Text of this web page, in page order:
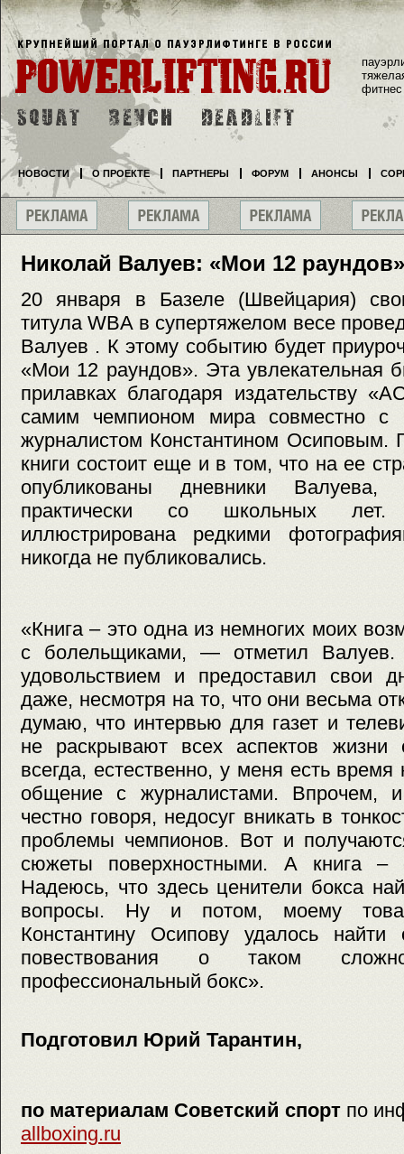
Николай Валуев: «Мои 12 раундов»
20 января в Базеле (Швейцария)
титула WBA в супертяжелом весе
Валуев . К этому событию будет
«Мои 12 раундов». Эта увлекательная
прилавках благодаря издательству
самим чемпионом мира совместно с
журналистом Константином Осиповым.
книги состоит еще и в том, что на ее
опубликованы дневники
практически со школьных
иллюстрирована редкими
никогда не публиковались.
«Книга – это одна из немногих моих
с болельщиками, — отметил
удовольствием и предоставил свои
даже, несмотря на то, что они весьма
думаю, что интервью для газет и
не раскрывают всех аспектов
всегда, естественно, у меня есть время
общение с журналистами. Впрочем,
честно говоря, недосуг вникать в
проблемы чемпионов. Вот и
сюжеты поверхностными. А книга –
Надеюсь, что здесь ценители бокса
вопросы. Ну и потом, моему
Константину Осипову удалось
повествования о таком
профессиональный бокс».
Подготовил Юрий Тарантин,
по материалам Советский спорт по
allboxing.ru
фитнес
НОВОСТИ О ПРОЕКТЕ ПАРТНЕРЫ ФОРУМ АНОНСЫ